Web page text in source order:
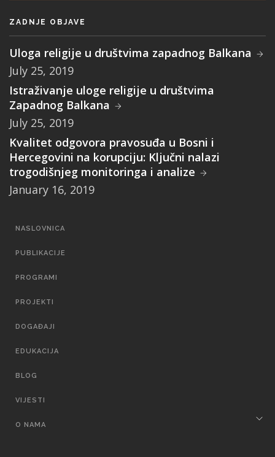
ZADNJE OBJAVE
Uloga religije u društvima zapadnog Balkana
July 25, 2019
Istraživanje uloge religije u društvima
Zapadnog Balkana
July 25, 2019
Kvalitet odgovora pravosuđa u Bosni i
Hercegovini na korupciju: Ključni nalazi
trogodišnjeg monitoringa i analize
January 16, 2019
MAIN
NASLOVNICA
PUBLIKACIJE
PROGRAMI
PROJEKTI
DOGAĐAJI
EDUKACIJA
BLOG
VIJESTI
O NAMA